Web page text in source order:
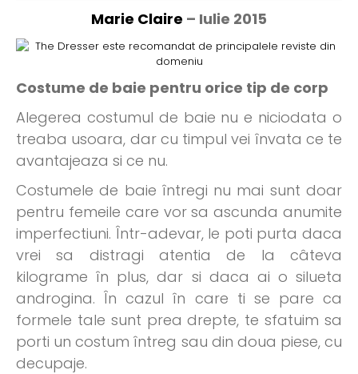
Marie Claire – Iulie 2015
Costume de baie pentru orice tip de corp
Alegerea costumul de baie nu e niciodata o
treaba usoara, dar cu timpul vei învata ce te
avantajeaza si ce nu.
Costumele de baie întregi nu mai sunt doar
pentru femeile care vor sa ascunda anumite
imperfectiuni. Într-adevar, le poti purta daca
vrei sa distragi atentia de la câteva
kilograme în plus, dar si daca ai o silueta
androgina. În cazul în care ti se pare ca
formele tale sunt prea drepte, te sfatuim sa
porti un costum întreg sau din doua piese, cu
decupaje.